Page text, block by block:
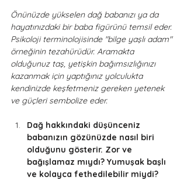
Önünüzde yükselen dağ babanızı ya da
hayatınızdaki bir baba figürünü temsil eder.
Psikoloji terminolojisinde "bilge yaşlı adam"
örneğinin tezahürüdür. Aramakta
olduğunuz taş, yetişkin bağımsızlığınızı
kazanmak için yaptığınız yolculukta
kendinizde keşfetmeniz gereken yetenek
ve güçleri sembolize eder.
Dağ hakkındaki düşünceniz
babanızın gözünüzde nasıl biri
olduğunu gösterir. Zor ve
bağışlamaz mıydı? Yumuşak başlı
ve kolayca fethedilebilir miydi?